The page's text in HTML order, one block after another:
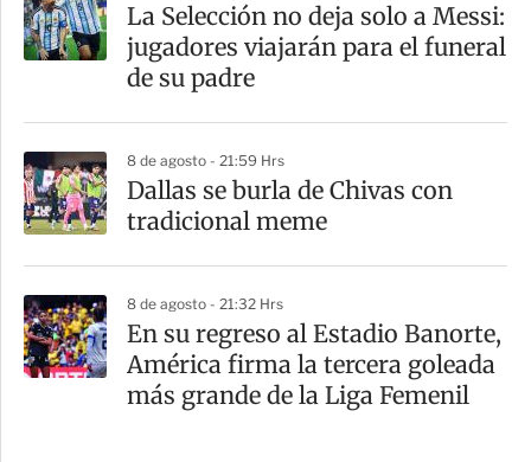
La Selección no deja solo a Messi:
jugadores viajarán para el funeral
de su padre
8 de agosto - 21:59 Hrs
Dallas se burla de Chivas con
tradicional meme
8 de agosto - 21:32 Hrs
En su regreso al Estadio Banorte,
América firma la tercera goleada
más grande de la Liga Femenil